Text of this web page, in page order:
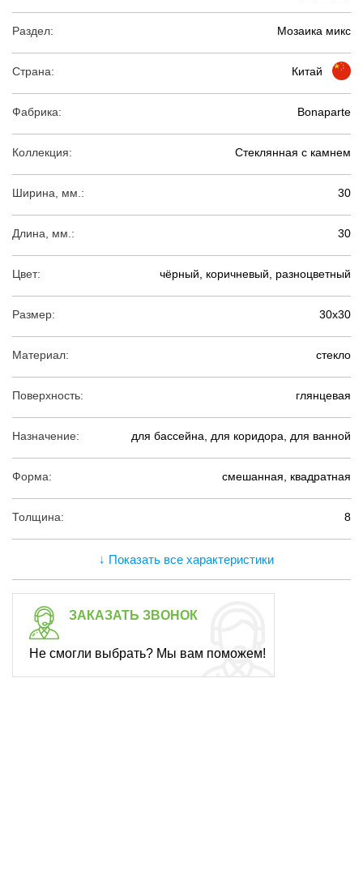
Раздел: Мозаика микс
Страна: Китай
Фабрика: Bonaparte
Коллекция: Стеклянная с камнем
Ширина, мм.: 30
Длина, мм.: 30
Цвет: чёрный, коричневый, разноцветный
Размер: 30х30
Материал: стекло
Поверхность: глянцевая
Назначение: для бассейна, для коридора, для ванной
Форма: смешанная, квадратная
Толщина: 8
↓ Показать все характеристики
ЗАКАЗАТЬ ЗВОНОК
Не смогли выбрать? Мы вам поможем!